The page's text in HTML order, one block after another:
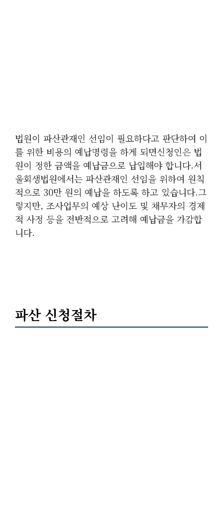
법원이 파산관재인 선임이 필요하다고 판단하여 이
를 위한 비용의 예납명령을 하게 되면신청인은 법
원이 정한 금액을 예납금으로 납입해야 합니다.서
울회생법원에서는 파산관재인 선임을 위하여 원칙
적으로 30만 원의 예납을 하도록 하고 있습니다.그
렇지만, 조사업무의 예상 난이도 및 채무자의 경제
적 사정 등을 전반적으로 고려해 예납금을 가감합
니다.
파산 신청절차